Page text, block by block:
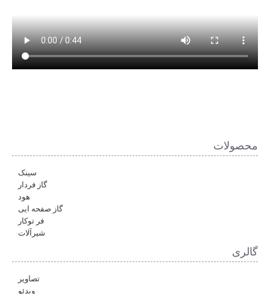
محصولات
سینک
گاز فردار
هود
گاز صفحه ایی
فر توکار
شیرآلات
گالری
تصاویر
ویدئو